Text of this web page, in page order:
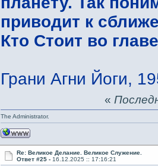
приводит к
Кто Стоит во
Грани Агни Йоги,
«
The Administrator.
Re: Великое Делание. Великое Служение.
Ответ #25 - 16.12.2025 :: 17:16:21